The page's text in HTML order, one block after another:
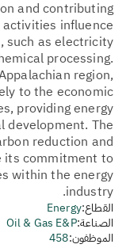
and contributing
activities influence
such as electricity
processing.
region,
to the economic
providing energy
development. The
reduction and
its commitment to
within the energy
industry.
القطاع:Energy
الصناعة:Oil & Gas E&P
الموظفون:458